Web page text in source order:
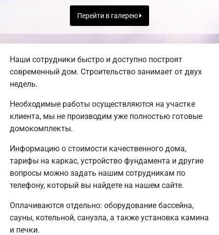
Перейти в галерею
Наши сотрудники быстро и доступно построят
современный дом. Строительство занимает от двух
недель.
Необходимые работы осуществляются на участке
клиента, мы не производим уже полностью готовые
домокомплекты.
Информацию о стоимости качественного дома,
тарифы на каркас, устройство фундамента и другие
вопросы можно задать нашим сотрудникам по
телефону, который вы найдете на нашем сайте.
Оплачиваются отдельно: оборудование бассейна,
сауны, котельной, санузла, а также установка камина
и печки.